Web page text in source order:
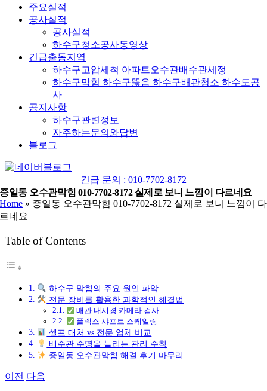
주요실적
공사실적
공사실적
하수구청소공사동영상
긴급출동지역
하수구고압세척 아파트오수관배수관세정
하수구막힘 하수구뚫음 하수구배관청소 하수도공
사
공지사항
하수구관련정보
자주하는문의와답변
블로그
네
버
블
로
긴급 문의 : 010-7702-8172
증일동 오수관막힘 010-7702-8172 실제로 보니 느낌이 다르네요
Home » 증일동 오수관막힘 010-7702-8172 실제로 보니 느낌이 다
르네요
Table of Contents
하수구 막힘의 주요 원인 파악
전문 장비를 활용한 과학적인 해결법
배관 내시경 카메라 검사
플렉스 샤프트 스케일링
셀프 대처 vs 전문 업체 비교
배수관 수명을 늘리는 관리 수칙
증일동 오수관막힘 해결 후기 마무리
이전 다음